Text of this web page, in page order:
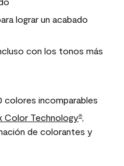
lograr un acabado
con los tonos más
colores incomparables
Color Technology®,
de colorantes y